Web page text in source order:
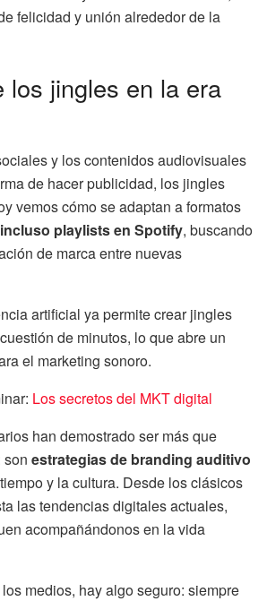
felicidad y unión alrededor de la
los jingles en la era
y los contenidos audiovisuales
de hacer publicidad, los jingles
vemos cómo se adaptan a formatos
playlists en Spotify, buscando
de marca entre nuevas
artificial ya permite crear jingles
de minutos, lo que abre un
el marketing sonoro.
Los secretos del MKT digital
han demostrado ser más que
son estrategias de branding auditivo
y la cultura. Desde los clásicos
las tendencias digitales actuales,
acompañándonos en la vida
medios, hay algo seguro: siempre